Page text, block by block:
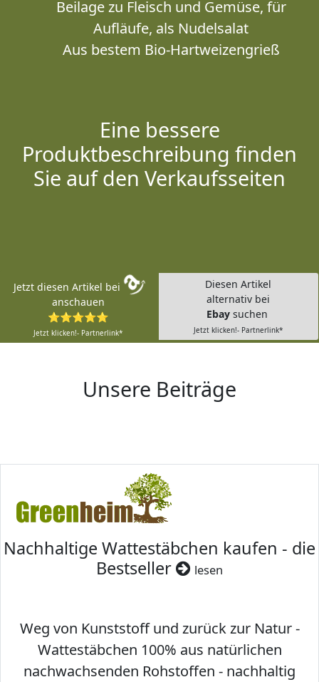
Beilage zu Fleisch und Gemüse, für
Aufläufe, als Nudelsalat
Aus bestem Bio-Hartweizengrieß
Eine bessere
Produktbeschreibung finden
Sie auf den Verkaufsseiten
Jetzt diesen Artikel bei
anschauen
⭐⭐⭐⭐⭐
Jetzt klicken!- Partnerlink*
Diesen Artikel
alternativ bei
Ebay suchen
Jetzt klicken!- Partnerlink*
Unsere Beiträge
Nachhaltige Wattestäbchen kaufen - die
Bestseller
lesen
Weg von Kunststoff und zurück zur Natur -
Wattestäbchen 100% aus natürlichen
nachwachsenden Rohstoffen - nachhaltig